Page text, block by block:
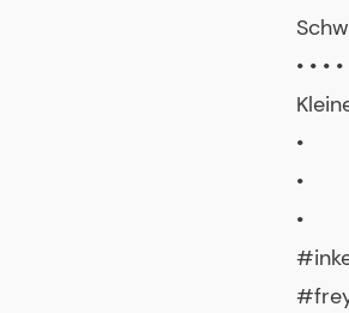
• • •
•
•
•